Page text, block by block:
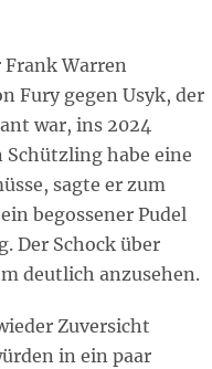
Warren
Fury gegen Usyk, der
war, ins 2024
Schützling habe eine
sagte er zum
begossener Pudel
Der Schock über
deutlich anzusehen.
Zuversicht
in ein paar